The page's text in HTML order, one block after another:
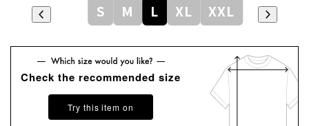
S M L XL XXL
Check the recommended size
Try this item on